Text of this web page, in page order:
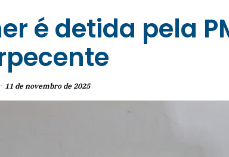
é detida pela
11 de novembro de 2025